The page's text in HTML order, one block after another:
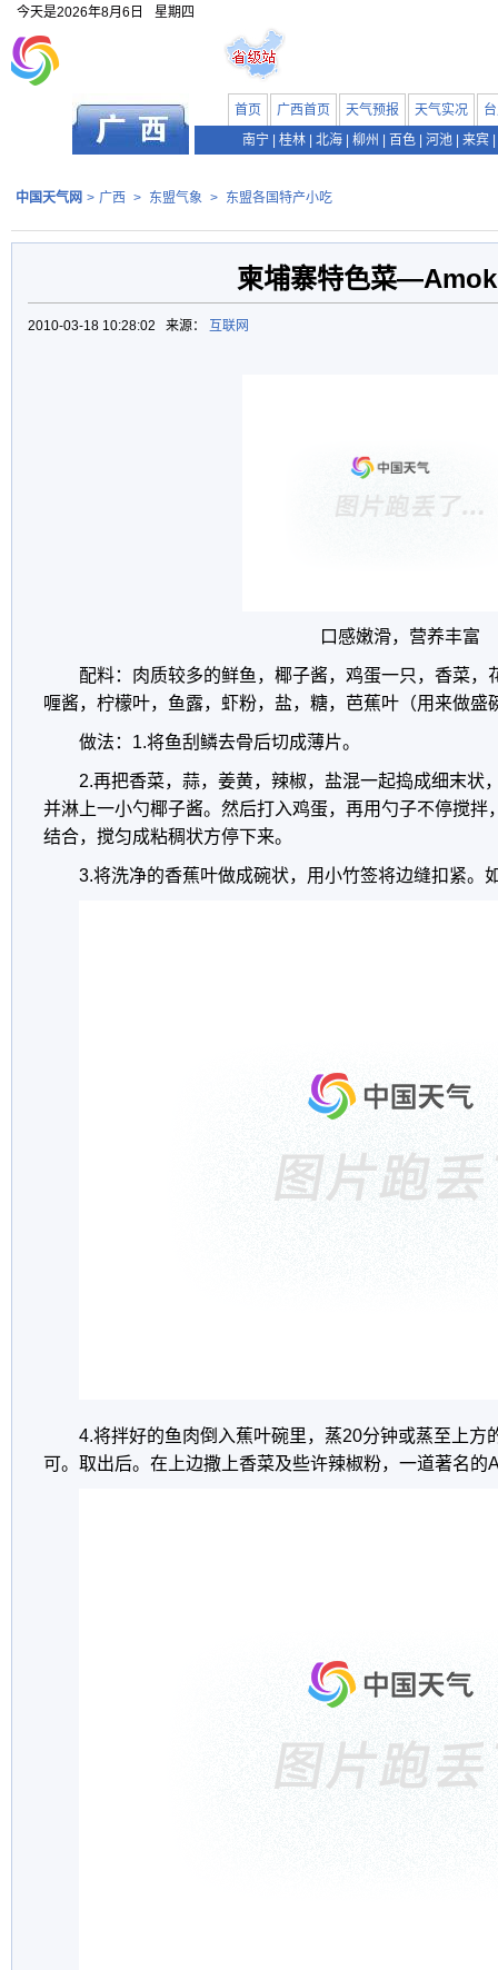
今天是2026年8月6日 星期四
首页 广西首页 天气预报 天气实况
南宁
桂林 北海 柳州 百色 河池 来宾
中国天气网 > 广西 > 东盟气象 > 东盟各国特产小吃
柬埔寨特色菜—Amok
2010-03-18 10:28:02 来源： 互联网
口感嫩滑，营养丰富
配料：肉质较多的鲜鱼，椰子酱，鸡蛋一只，香菜，
喱酱，柠檬叶，鱼露，虾粉，盐，糖，芭蕉叶（用来做盛
做法：1.将鱼刮鳞去骨后切成薄片。
2.再把香菜，蒜，姜黄，辣椒，盐混一起捣成细末状
并淋上一小勺椰子酱。然后打入鸡蛋，再用勺子不停搅拌
结合，搅匀成粘稠状方停下来。
3.将洗净的香蕉叶做成碗状，用小竹签将边缝扣紧。
4.将拌好的鱼肉倒入蕉叶碗里，蒸20分钟或蒸至上方
可。取出后。在上边撒上香菜及些许辣椒粉，一道著名的